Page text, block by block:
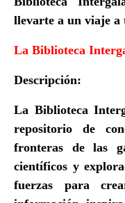
llevarte a un viaje a
La Biblioteca
Descripción:
La Biblioteca
repositorio de
fronteras de las
científicos y
fuerzas para